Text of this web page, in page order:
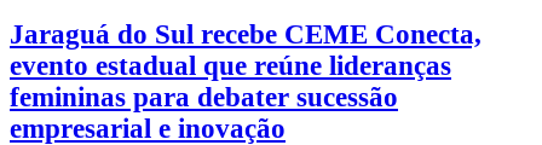
Jaraguá do Sul recebe CEME Conecta,
evento estadual que reúne lideranças
femininas para debater sucessão
empresarial e inovação